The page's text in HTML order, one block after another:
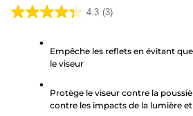
4.3 (3)
4.3
Empêche les reflets en évitant
le viseur
Protège le viseur contre la
contre les impacts de la lumière et